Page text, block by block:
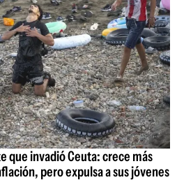
que invadió Ceuta: crece más
pero expulsa a sus jóvenes